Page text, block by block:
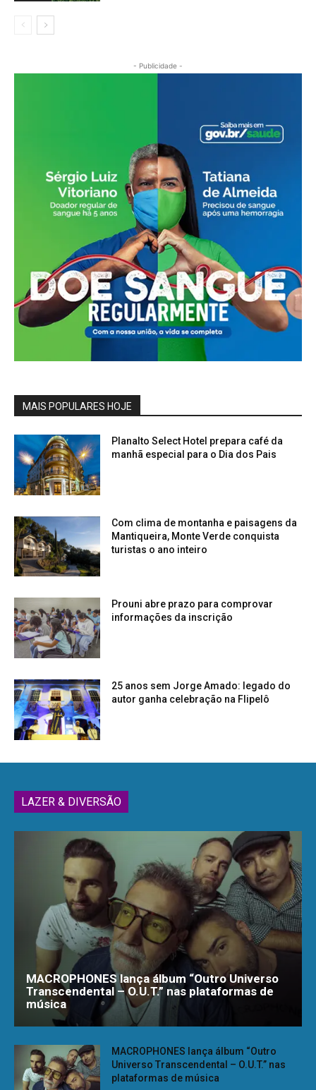
- Publicidade -
MAIS POPULARES HOJE
Planalto Select Hotel prepara café da
manhã especial para o Dia dos Pais
Com clima de montanha e paisagens da
Mantiqueira, Monte Verde conquista
turistas o ano inteiro
Prouni abre prazo para comprovar
informações da inscrição
25 anos sem Jorge Amado: legado do
autor ganha celebração na Flipelô
LAZER & DIVERSÃO
MACROPHONES lança álbum “Outro Universo
Transcendental – O.U.T.” nas plataformas de
música
MACROPHONES lança álbum “Outro
Universo Transcendental – O.U.T.” nas
plataformas de música